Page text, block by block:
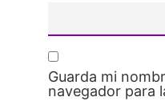
Guarda mi
navegador para